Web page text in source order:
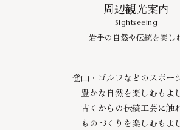
周辺観光案内
Sightseeing
岩手の自然や伝統を楽し
登山・ゴルフなどのスポー
豊かな自然を楽しむもよ
古くからの伝統工芸に触
ものづくりを楽しむもよ